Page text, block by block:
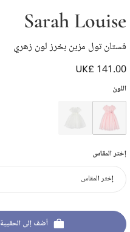
Sarah Louise
فستان تول مزين بخرز لون زهري
UK£ 141.00
اللون
إختر المقاس
إختر المقاس
أضف إلى الحقيبة